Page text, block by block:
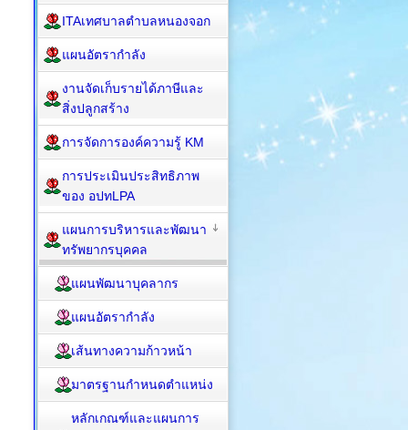
ITAเทศบาลตำบลหนองจอก
แผนอัตรากำลัง
งานจัดเก็บรายได้ภาษีและ
สิ่งปลูกสร้าง
การจัดการองค์ความรู้ KM
การประเมินประสิทธิภาพ
ของ อปทLPA
แผนการบริหารและพัฒนา
ทรัพยากรบุคคล
แผนพัฒนาบุคลากร
แผนอัตรากำลัง
เส้นทางความก้าวหน้า
มาตรฐานกำหนดตำแหน่ง
หลักเกณฑ์และแผนการ